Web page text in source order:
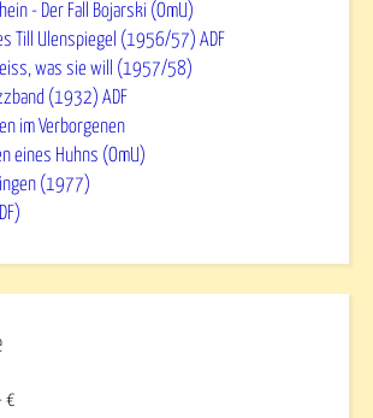
- Der Fall Bojarski (OmU)
Till Ulenspiegel (1956/57) ADF
was sie will (1957/58)
(1932) ADF
im Verborgenen
eines Huhns (OmU)
(1977)
€